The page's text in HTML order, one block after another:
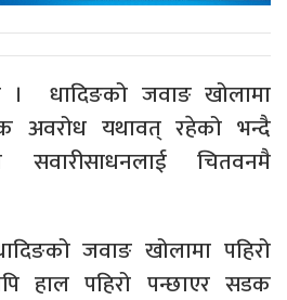
। धादिङको जवाङ खोलामा
अवरोध यथावत् रहेको भन्दै
सवारीसाधनलाई चितवनमै
जवाङ खोलामा पहिरो
हाल पहिरो पन्छाएर सडक